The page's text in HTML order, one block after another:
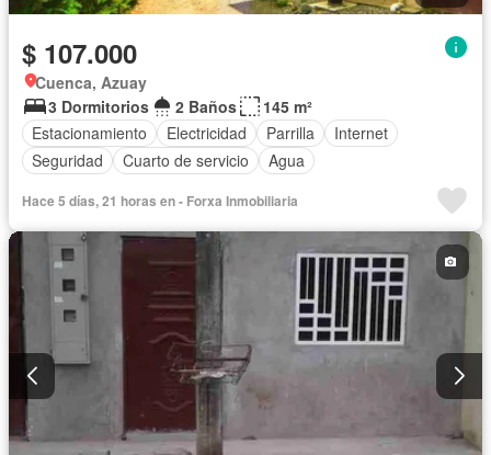
$ 107.000
Cuenca, Azuay
3 Dormitorios
2 Baños
145 m²
Estacionamiento
Electricidad Parrilla
Internet
Seguridad
Cuarto de servicio Agua
Hace 5 días, 21 horas en - Forxa Inmobiliaria